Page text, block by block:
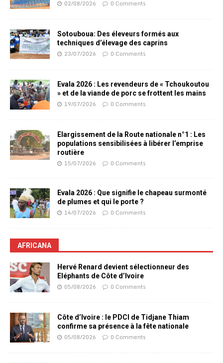
02/08/2026 0 Comments
Sotouboua: Des éleveurs formés aux
techniques d’élevage des caprins
23/07/2026 0 Comments
Evala 2026 : Les revendeurs de « Tchoukoutou
» et de la viande de porc se frottent les mains
19/07/2026 0 Comments
Elargissement de la Route nationale n°1 : Les
populations sensibilisées à libérer l’emprise
routière
15/07/2026 0 Comments
Evala 2026 : Que signifie le chapeau surmonté
de plumes et qui le porte ?
14/07/2026 0 Comments
AFRICANA
Hervé Renard devient sélectionneur des
Eléphants de Côte d’Ivoire
05/08/2026 0 Comments
Côte d’Ivoire : le PDCI de Tidjane Thiam
confirme sa présence à la fête nationale
05/08/2026 0 Comments